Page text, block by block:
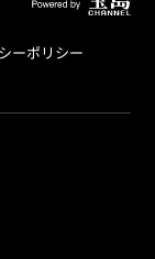
ーポリシー